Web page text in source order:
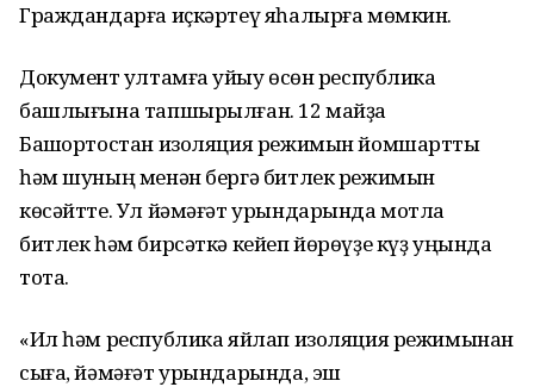
Граждандарға иҫкәртеү яһалырға мөмкин.
Документ ҡултамға ҡуйыу өсөн республика
башлығына тапшырылған. 12 майҙа
Башҡортостан изоляция режимын йомшартты
һәм шуның менән бергә битлек режимын
көсәйтте. Ул йәмәғәт урындарында мотлаҡ
битлек һәм бирсәткә кейеп йөрөүҙе күҙ уңында
тота.
«Ил һәм республика яйлап изоляция режимынан
сыға, йәмәғәт урындарында, эш